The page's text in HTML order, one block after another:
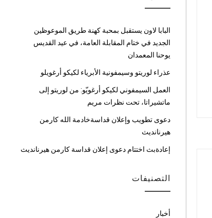
البابا لاون يستقبل بمحبة كهنة طريق الموعوظين
الجديد في ختام المقابلة العامة، في عيد القديس
يوحنا المعمدان
عذراء لوريتو وسيمفونية الأبرياء لكيكو أرغويلو
العمل السيمفوني لكيكو أرغويّو: من لوريتو إلى
ماتشيراتا، تحت نظرات مريم
دعوى تطويب وإعلان قداسةخادمة الله كارمن
هيرنانديث
إعادةبث اختتام دعوى إعلان قداسة كارمن هيرنانديث
التصنيفات
أخبار